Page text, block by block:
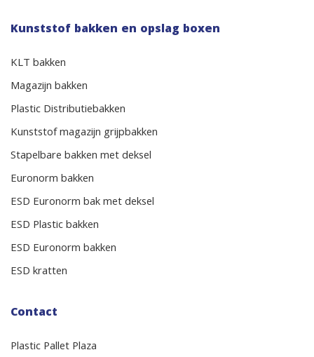
Kunststof bakken en opslag boxen
KLT bakken
Magazijn bakken
Plastic Distributiebakken
Kunststof magazijn grijpbakken
Stapelbare bakken met deksel
Euronorm bakken
ESD Euronorm bak met deksel
ESD Plastic bakken
ESD Euronorm bakken
ESD kratten
Contact
Plastic Pallet Plaza